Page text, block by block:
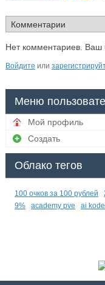
Нет комментариев. Ваш
Войдите или
Меню
Мой профиль
Создать
Облако тегов
100 очков за 100 рублей
9%
academy pve ai